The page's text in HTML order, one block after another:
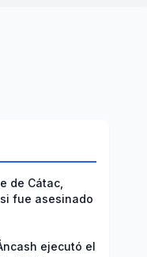
de Cátac,
fue asesinado
ejecutó el